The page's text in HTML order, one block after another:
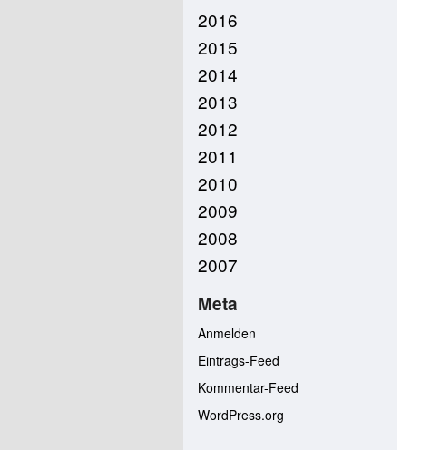
2016
2015
2014
2013
2012
2011
2010
2009
2008
2007
Meta
Anmelden
Eintrags-Feed
Kommentar-Feed
WordPress.org